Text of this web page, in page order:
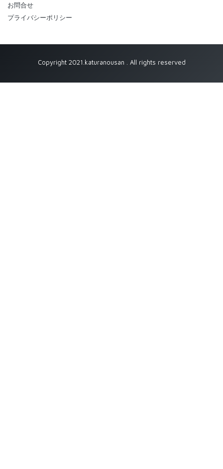
お問合せ
プライバシーポリシー
Copyright 2021.katuranousan . All rights reserved